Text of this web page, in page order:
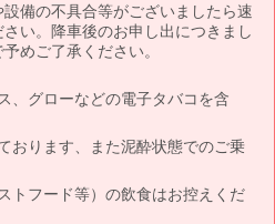
備の不具合等がございましたら速
い。降車後のお申し出につきまし
めご了承ください。
、グローなどの電子タバコを含
おります、また泥酔状態でのご乗
トフード等）の飲食はお控えくだ